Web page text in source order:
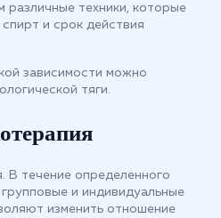
техники, которые
и срок действия
зависимости можно
тяги.
В течение определенного
и индивидуальные
изменить отношение